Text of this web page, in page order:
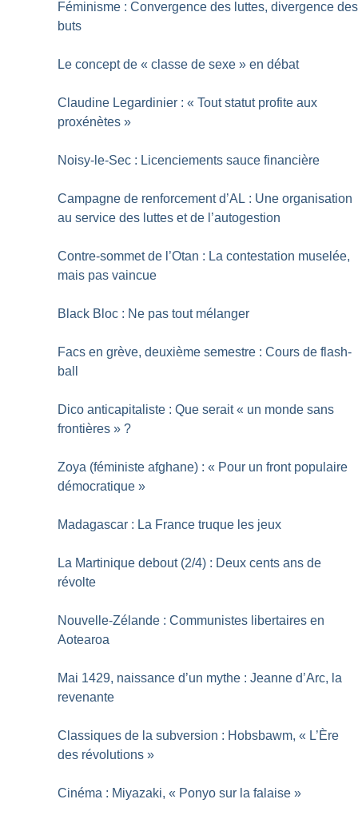
Féminisme : Convergence des luttes, divergence des
buts
Le concept de « classe de sexe » en débat
Claudine Legardinier : « Tout statut profite aux
proxénètes »
Noisy-le-Sec : Licenciements sauce financière
Campagne de renforcement d’AL : Une organisation
au service des luttes et de l’autogestion
Contre-sommet de l’Otan : La contestation muselée,
mais pas vaincue
Black Bloc : Ne pas tout mélanger
Facs en grève, deuxième semestre : Cours de flash-
ball
Dico anticapitaliste : Que serait « un monde sans
frontières » ?
Zoya (féministe afghane) : « Pour un front populaire
démocratique »
Madagascar : La France truque les jeux
La Martinique debout (2/4) : Deux cents ans de
révolte
Nouvelle-Zélande : Communistes libertaires en
Aotearoa
Mai 1429, naissance d’un mythe : Jeanne d’Arc, la
revenante
Classiques de la subversion : Hobsbawm, « L’Ère
des révolutions »
Cinéma : Miyazaki, « Ponyo sur la falaise »